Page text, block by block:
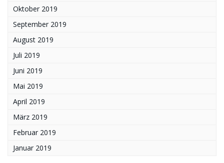
Oktober 2019
September 2019
August 2019
Juli 2019
Juni 2019
Mai 2019
April 2019
März 2019
Februar 2019
Januar 2019